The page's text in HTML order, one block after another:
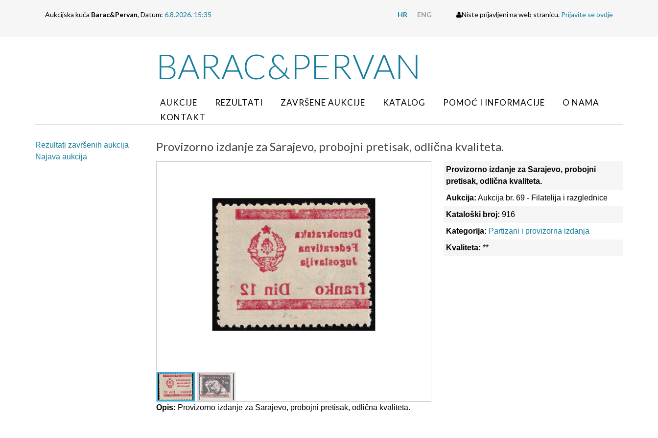
Aukcijska kuća Barac&Pervan, Datum: 6.8.2026. 15:35 HR ENG Niste prijavljeni na web stranicu. Prijavite se ovdje
BARAC&PERVAN
AUKCIJE REZULTATI ZAVRŠENE AUKCIJE KATALOG POMOĆ I INFORMACIJE
O NAMA
KONTAKT
Rezultati završenih aukcija
Najava aukcija
Provizorno izdanje za Sarajevo, probojni pretisak, odlična kvaliteta.
Opis: Provizorno izdanje za Sarajevo, probojni pretisak, odlična kvaliteta.
Provizorno izdanje za Sarajevo, probojni
pretisak, odlična kvaliteta.
Aukcija: Aukcija br. 69 - Filatelija i razglednice
Kataloški broj: 916
Kategorija: Partizani i provizorna izdanja
Kvaliteta: **